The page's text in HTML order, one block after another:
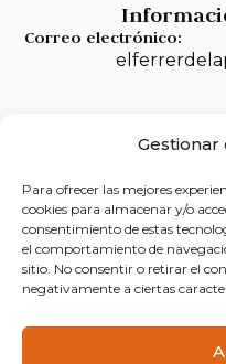
Para ofrecer las mejores
cookies para almacenar y/o
consentimiento de estas
el comportamiento de
sitio. No consentir o retirar el
negativamente a ciertas
Correo electrónico:
Política
Política